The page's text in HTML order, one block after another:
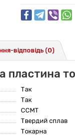
відповідь (0)
Так
Так
CCMT
Твердий сплав
Токарна